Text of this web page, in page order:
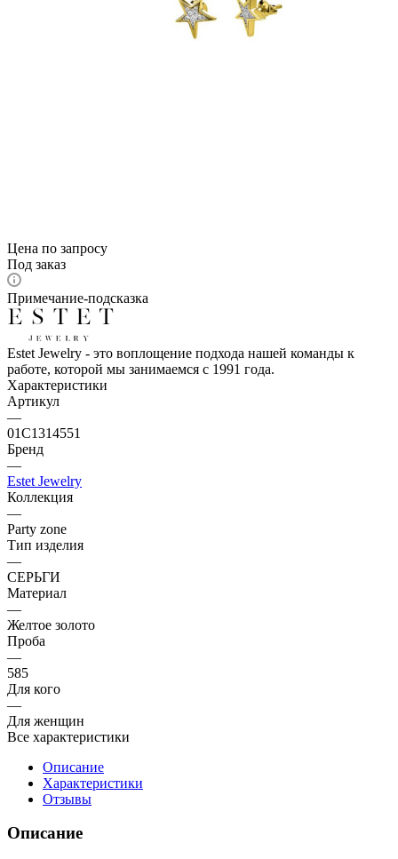
Цена по запросу
Под заказ
Примечание-подсказка
Estet Jewelry - это воплощение подхода нашей команды к
работе, которой мы занимаемся с 1991 года.
Характеристики
Артикул
—
01С1314551
Бренд
—
Estet Jewelry
Коллекция
—
Party zone
Тип изделия
—
СЕРЬГИ
Материал
—
Желтое золото
Проба
—
585
Для кого
—
Для женщин
Все характеристики
Описание
Характеристики
Отзывы
Описание